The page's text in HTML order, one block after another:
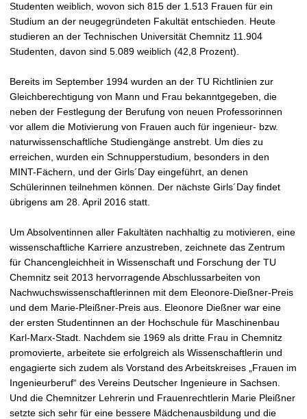
Studenten weiblich, wovon sich 815 der 1.513 Frauen für ein
Studium an der neugegründeten Fakultät entschieden. Heute
studieren an der Technischen Universität Chemnitz 11.904
Studenten, davon sind 5.089 weiblich (42,8 Prozent).
Bereits im September 1994 wurden an der TU Richtlinien zur
Gleichberechtigung von Mann und Frau bekanntgegeben, die
neben der Festlegung der Berufung von neuen Professorinnen
vor allem die Motivierung von Frauen auch für ingenieur- bzw.
naturwissenschaftliche Studiengänge anstrebt. Um dies zu
erreichen, wurden ein Schnupperstudium, besonders in den
MINT-Fächern, und der Girls´Day eingeführt, an denen
Schülerinnen teilnehmen können. Der nächste Girls´Day findet
übrigens am 28. April 2016 statt.
Um Absolventinnen aller Fakultäten nachhaltig zu motivieren, eine
wissenschaftliche Karriere anzustreben, zeichnete das Zentrum
für Chancengleichheit in Wissenschaft und Forschung der TU
Chemnitz seit 2013 hervorragende Abschlussarbeiten von
Nachwuchswissenschaftlerinnen mit dem Eleonore-Dießner-Preis
und dem Marie-Pleißner-Preis aus. Eleonore Dießner war eine
der ersten Studentinnen an der Hochschule für Maschinenbau
Karl-Marx-Stadt. Nachdem sie 1969 als dritte Frau in Chemnitz
promovierte, arbeitete sie erfolgreich als Wissenschaftlerin und
engagierte sich zudem als Vorstand des Arbeitskreises „Frauen im
Ingenieurberuf“ des Vereins Deutscher Ingenieure in Sachsen.
Und die Chemnitzer Lehrerin und Frauenrechtlerin Marie Pleißner
setzte sich sehr für eine bessere Mädchenausbildung und die